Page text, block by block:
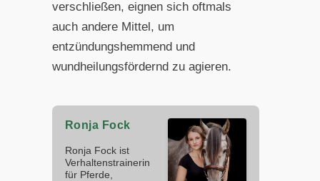
verschließen, eignen sich oftmals
auch andere Mittel, um
entzündungshemmend und
wundheilungsfördernd zu agieren.
Ronja Fock
Ronja Fock ist
Verhaltenstrainerin
für Pferde,